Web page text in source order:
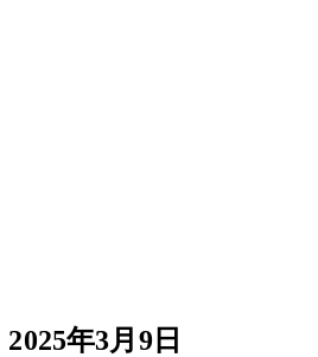
2025年3月9日